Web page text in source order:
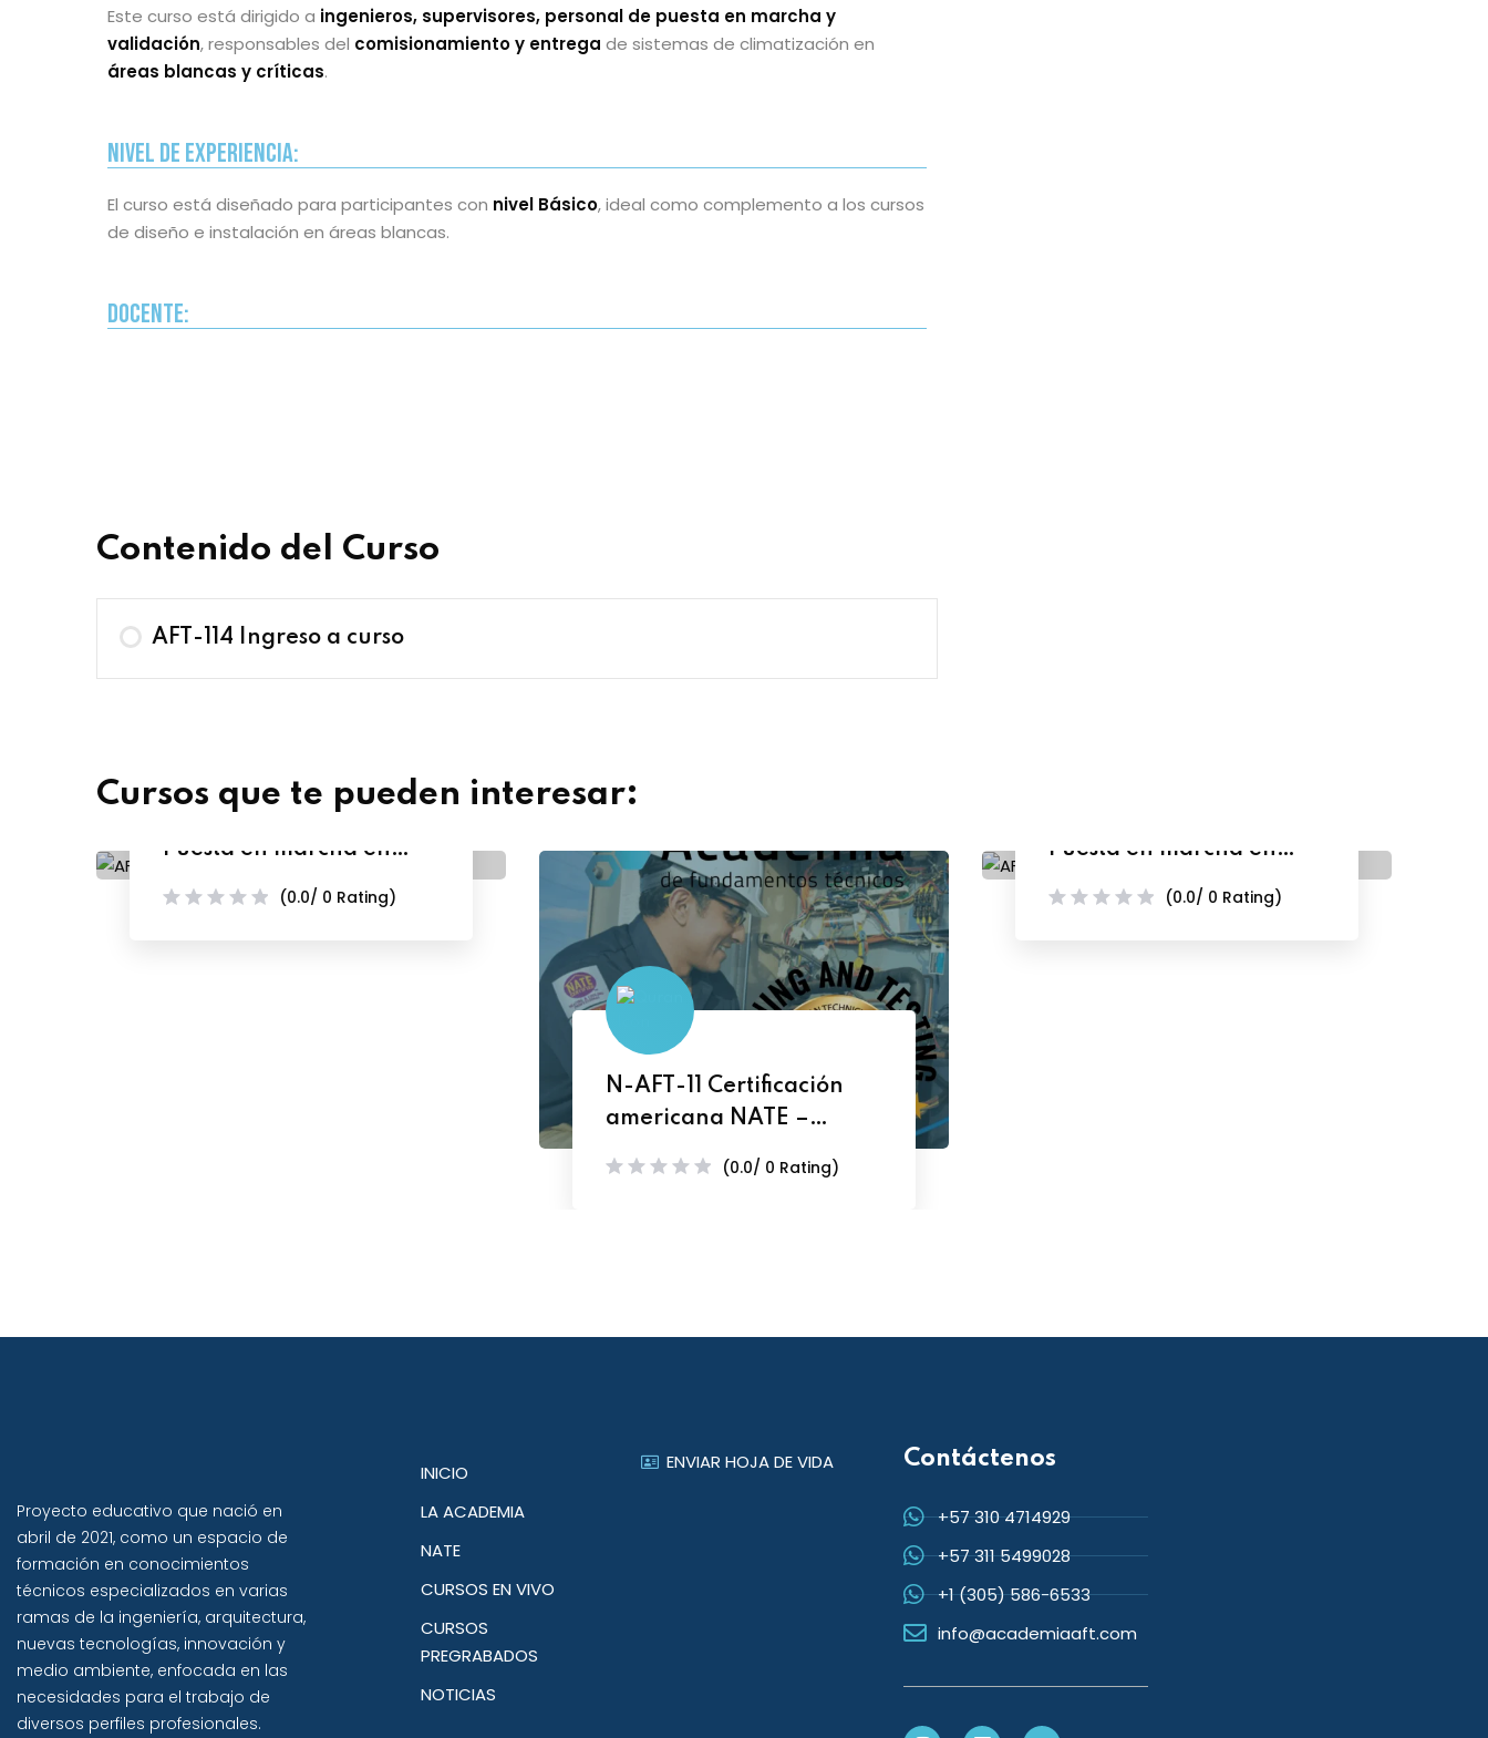
Este curso está dirigido a ingenieros, supervisores, personal de puesta en marcha y
validación, responsables del comisionamiento y entrega de sistemas de climatización en
áreas blancas y críticas.
Nivel de Experiencia:
El curso está diseñado para participantes con nivel Básico, ideal como complemento a los cursos
de diseño e instalación en áreas blancas.
Docente:
Contenido del Curso
AFT-114 Ingreso a curso
Cursos que te pueden interesar:
AFTC-103 M4 Parte 2 –
Puesta en marcha en
(0.0/ 0 Rating)
N-AFT-11 Certificación
americana NATE –
(0.0/ 0 Rating)
Puesta en marcha en
(0.0/ 0 Rating)
Proyecto educativo que nació en
abril de 2021, como un espacio de
formación en conocimientos
técnicos especializados en varias
ramas de la ingeniería, arquitectura,
nuevas tecnologías, innovación y
medio ambiente, enfocada en las
necesidades para el trabajo de
diversos perfiles profesionales.
INICIO
LA ACADEMIA
NATE
CURSOS EN VIVO
CURSOS
PREGRABADOS
NOTICIAS
ENVIAR HOJA DE VIDA Contáctenos
+57 310 4714929
+57 311 5499028
+1 (305) 586-6533
info@academiaaft.com